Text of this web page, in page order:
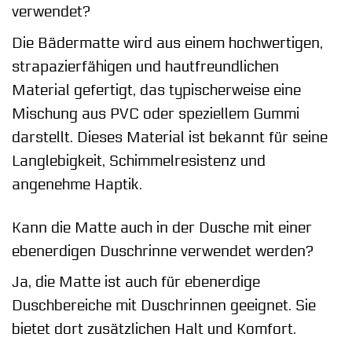
verwendet?
Die Bädermatte wird aus einem hochwertigen,
strapazierfähigen und hautfreundlichen
Material gefertigt, das typischerweise eine
Mischung aus PVC oder speziellem Gummi
darstellt. Dieses Material ist bekannt für seine
Langlebigkeit, Schimmelresistenz und
angenehme Haptik.
Kann die Matte auch in der Dusche mit einer
ebenerdigen Duschrinne verwendet werden?
Ja, die Matte ist auch für ebenerdige
Duschbereiche mit Duschrinnen geeignet. Sie
bietet dort zusätzlichen Halt und Komfort.